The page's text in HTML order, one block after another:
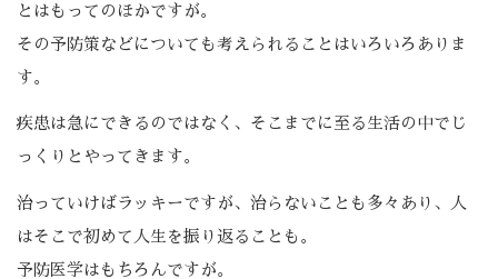
とはもってのほかですが。
その予防策などについても考えられることはいろいろありま
す。
疾患は急にできるのではなく、そこまでに至る生活の中でじ
っくりとやってきます。
治っていけばラッキーですが、治らないことも多々あり、人
はそこで初めて人生を振り返ることも。
予防医学はもちろんですが。